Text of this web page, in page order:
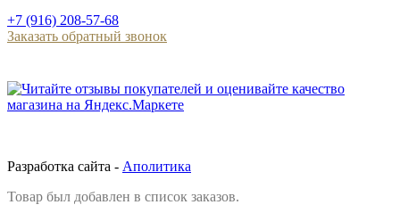
+7 (916) 208-57-68
Заказать обратный звонок
Разработка сайта - Аполитика
Товар был добавлен в список заказов.